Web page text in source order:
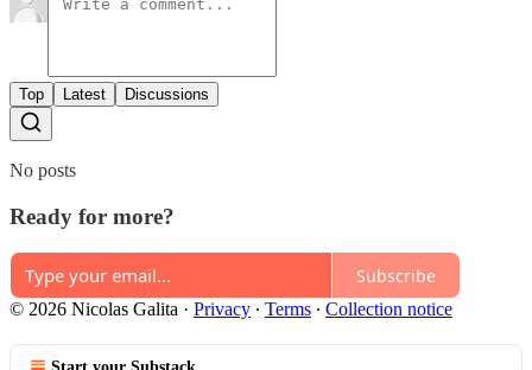
Top Latest Discussions
No posts
Ready for more?
Subscribe
© 2026 Nicolas Galita · Privacy ∙ Terms ∙ Collection notice